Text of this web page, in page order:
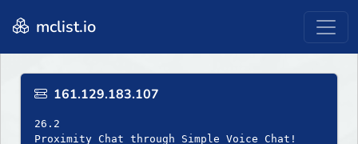
mclist.io
161.129.183.107
26.2
Proximity Chat through Simple Voice Chat!